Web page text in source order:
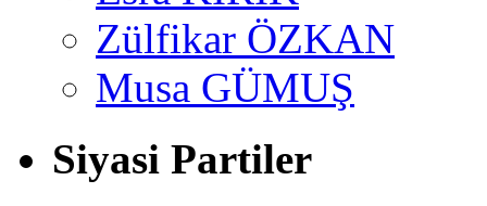
Zülfikar ÖZKAN
Musa GÜMUŞ
Siyasi Partiler